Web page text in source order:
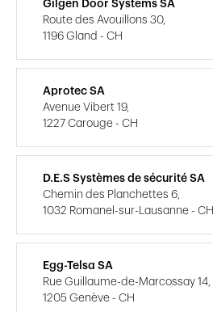
Gilgen Door Systems SA
Route des Avouillons 30,
1196 Gland - CH
Aprotec SA
Avenue Vibert 19,
1227 Carouge - CH
D.E.S Systèmes de sécurité SA
Chemin des Planchettes 6,
1032 Romanel-sur-Lausanne - CH
Egg-Telsa SA
Rue Guillaume-de-Marcossay 14,
1205 Genève - CH